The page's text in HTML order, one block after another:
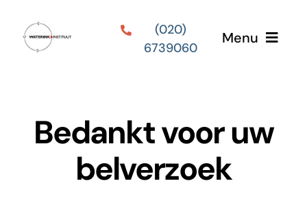
naar
inhoud
Menu
Diensten
Tarieven
(020)
6739060
Bedankt voor uw
belverzoek